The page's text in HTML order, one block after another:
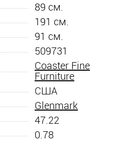
89 см.
191 см.
91 см.
509731
Coaster Fine
Furniture
США
Glenmark
47.22
0.78